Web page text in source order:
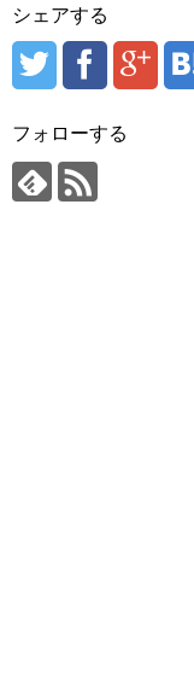
シェアする
フォローする